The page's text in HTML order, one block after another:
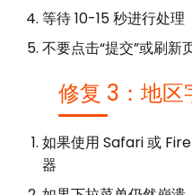
等待 10-15 秒进行处理
不要点击“提交”或刷新
修复 3：地区
如果使用 Safari 或
器